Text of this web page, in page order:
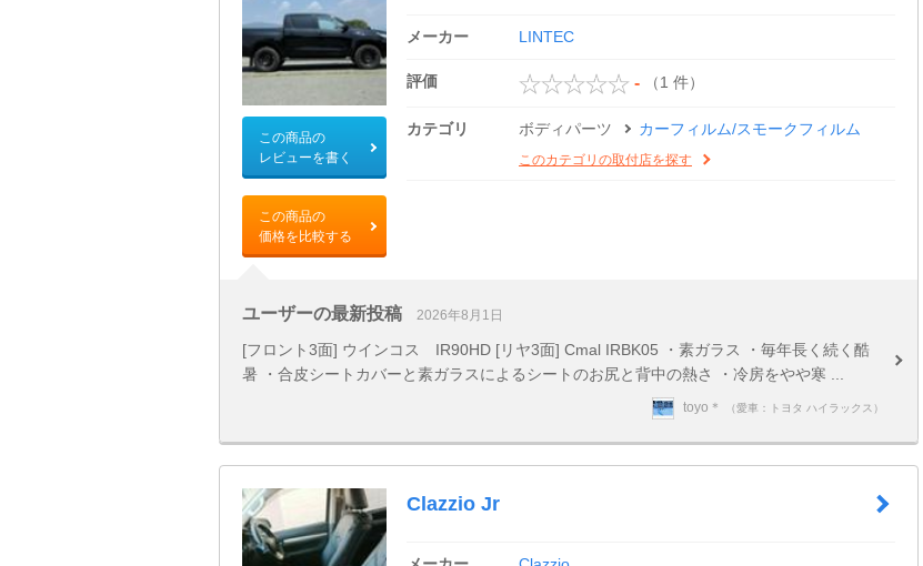
この商品の
レビューを書く
この商品の
価格を比較する
メーカー LINTEC
評価 - （1 件）
カテゴリ ボディパーツ カーフィルム/スモークフィルム
このカテゴリの取付店を探す
ユーザーの最新投稿 2026年8月1日
[フロント3面] ウインコス IR90HD [リヤ3面] Cmal IRBK05 ・素ガラス ・毎年長く続く酷
暑 ・合皮シートカバーと素ガラスによるシートのお尻と背中の熱さ ・冷房をやや寒 ...
toyo＊ （愛車：トヨタ ハイラックス）
Clazzio Jr